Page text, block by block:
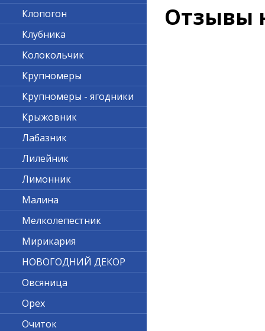
Отзывы
Клопогон
Клубника
Колокольчик
Крупномеры
Крупномеры - ягодники
Крыжовник
Лабазник
Лилейник
Лимонник
Малина
Мелколепестник
Мирикария
НОВОГОДНИЙ ДЕКОР
Овсяница
Орех
Очиток